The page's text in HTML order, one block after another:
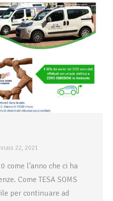
22, 2021
come l’anno che ci ha
Come TESA SOMS
per continuare ad